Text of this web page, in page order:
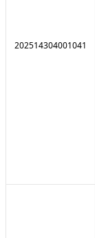
202514304001041